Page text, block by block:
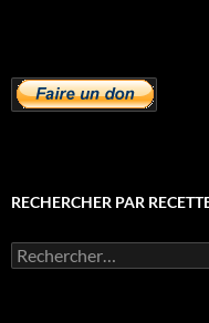
RECHERCHER PAR
Rechercher :